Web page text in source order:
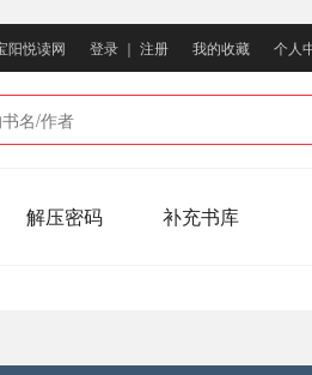
阳悦读网 登录 ｜ 注册 我的收藏 个人
解压密码 补充书库